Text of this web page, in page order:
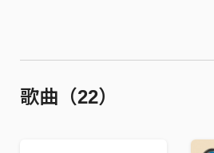
歌曲（22）